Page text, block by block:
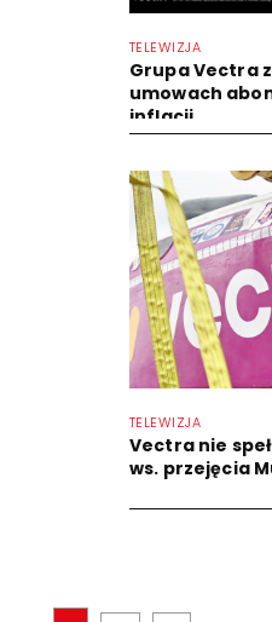
TELEWIZJA
Grupa Vectra
umowach
inflacji
TELEWIZJA
Vectra nie
ws. przejęcia